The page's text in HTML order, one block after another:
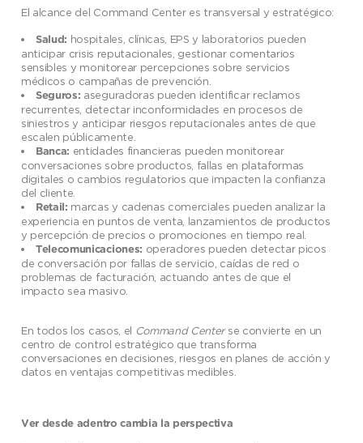
El alcance del Command Center es transversal y estratégico:
Salud: hospitales, clínicas, EPS y laboratorios pueden
anticipar crisis reputacionales, gestionar comentarios
sensibles y monitorear percepciones sobre servicios
médicos o campañas de prevención.
Seguros: aseguradoras pueden identificar reclamos
recurrentes, detectar inconformidades en procesos de
siniestros y anticipar riesgos reputacionales antes de que
escalen públicamente.
Banca: entidades financieras pueden monitorear
conversaciones sobre productos, fallas en plataformas
digitales o cambios regulatorios que impacten la confianza
del cliente.
Retail: marcas y cadenas comerciales pueden analizar la
experiencia en puntos de venta, lanzamientos de productos
y percepción de precios o promociones en tiempo real.
Telecomunicaciones: operadores pueden detectar picos
de conversación por fallas de servicio, caídas de red o
problemas de facturación, actuando antes de que el
impacto sea masivo.
En todos los casos, el Command Centerse convierte en un
centro de control estratégico que transforma
conversaciones en decisiones, riesgos en planes de acción y
datos en ventajas competitivas medibles.
Ver desde adentro cambia la perspectiva